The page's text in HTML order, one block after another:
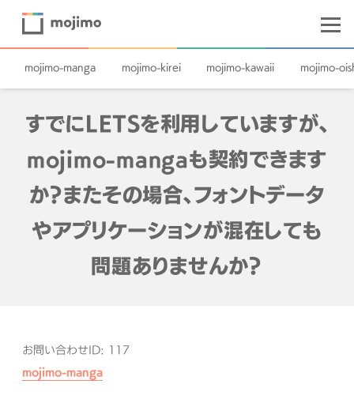
mojimo-manga mojimo-kirei mojimo-kawaii mojimo-
すでにLETSを利用していますが、
mojimo-mangaも契約できます
か？またその場合、フォントデータ
やアプリケーションが混在しても
問題ありませんか？
お問い合わせID: 117
mojimo-manga